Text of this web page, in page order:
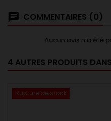
COMMENTAIRES (0)
Aucun avis n'a été
4 AUTRES PRODUITS
Rupture de stock